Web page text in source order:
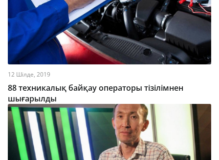
12 Шілде, 2019
88 техникалық байқау операторы тізілімнен
шығарылды